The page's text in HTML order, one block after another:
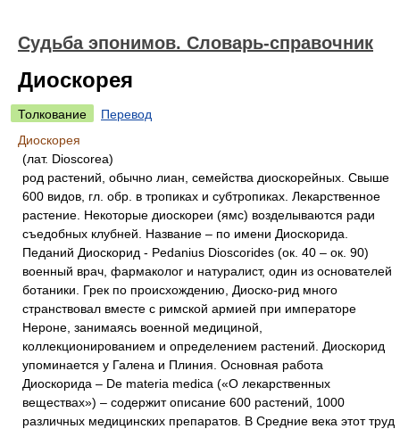
Судьба эпонимов. Словарь-справочник
Диоскорея
Толкование
Перевод
Диоскорея
(лат. Dioscorea)
род растений, обычно лиан, семейства диоскорейных. Свыше
600 видов, гл. обр. в тропиках и субтропиках. Лекарственное
растение. Некоторые диоскореи (ямс) возделываются ради
съедобных клубней. Название – по имени Диоскорида.
Педаний Диоскорид - Pedanius Dioscorides (ок. 40 – ок. 90)
военный врач, фармаколог и натуралист, один из основателей
ботаники. Грек по происхождению, Диоско-рид много
странствовал вместе с римской армией при императоре
Нероне, занимаясь военной медициной,
коллекционированием и определением растений. Диоскорид
упоминается у Галена и Плиния. Основная работа
Диоскорида – De materia medica («О лекарственных
веществах») – содержит описание 600 растений, 1000
различных медицинских препаратов. В Средние века этот труд